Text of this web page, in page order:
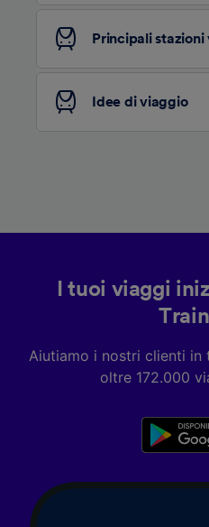
Principali stazioni
Idee di viaggio
I tuoi viaggi
Aiutiamo i nostri clienti in
oltre 172.000
Elenco dei partner